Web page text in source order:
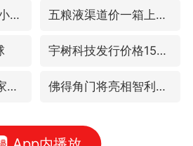
台风白海豚进入48小时警戒线 五粮液渠道价一箱上涨近百元
宇树科技发行价格150.80元/股
宇树科技王兴兴身家有望超200亿元 佛得角门将亮相智利俱乐部主场